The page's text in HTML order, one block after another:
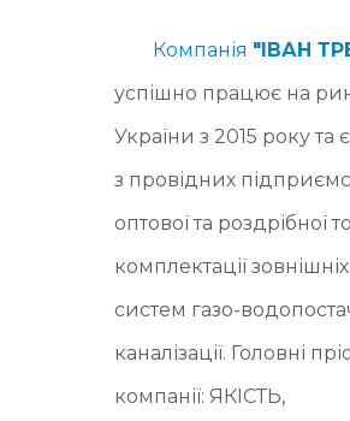
Компанія "ІВАН
успішно працює на
України з 2015 року та
з провідних
оптової та роздрібної
комплектації зовнішніх
систем газо-
каналізації. Головні
компанії: ЯКІСТЬ,